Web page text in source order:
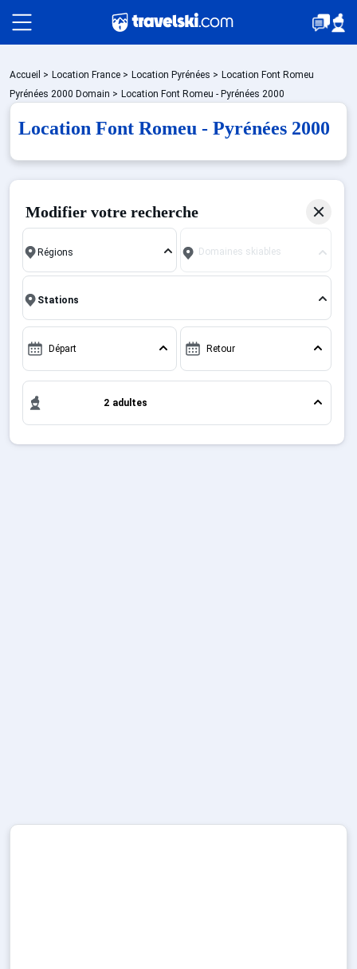
Packages
🚆Train de nuit
Hébergements
Bons plans
Sites CSE & Groupes
Français (FR)
Accueil > Location France > Location Pyrénées > Location Font Romeu
Pyrénées 2000 Domain > Location Font Romeu - Pyrénées 2000
Location Font Romeu - Pyrénées 2000
Modifier votre recherche
Domaines skiables
Départ Retour
2 adultes